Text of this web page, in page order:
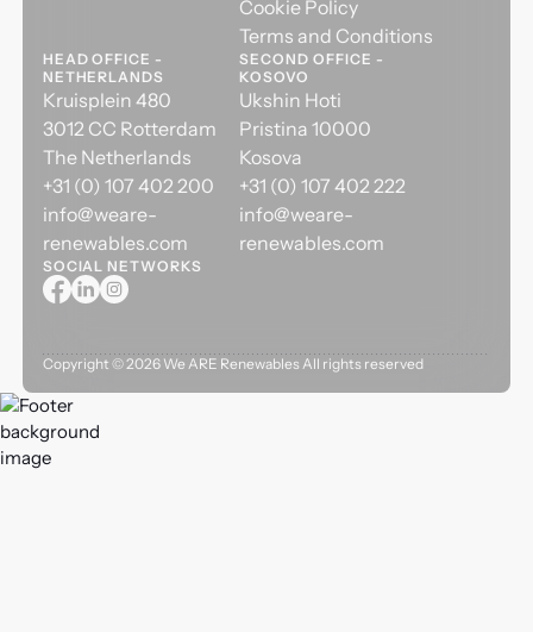
Cookie Policy
Terms and Conditions
HEAD OFFICE -
NETHERLANDS
Kruisplein 480
3012 CC Rotterdam
The Netherlands
+31 (0) 107 402 200
info@weare-
renewables.com
SECOND OFFICE -
KOSOVO
Ukshin Hoti
Pristina 10000
Kosova
+31 (0) 107 402 222
info@weare-
renewables.com
SOCIAL NETWORKS
Copyright ©2026We ARE Renewables All rights reserved